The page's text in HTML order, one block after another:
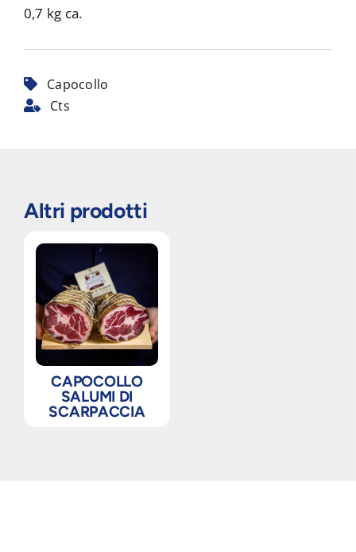
0,7 kg ca.
Capocollo
Cts
Altri prodotti
CAPOCOLLO
SALUMI DI
SCARPACCIA